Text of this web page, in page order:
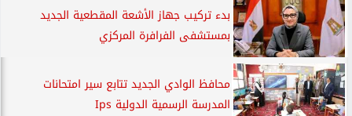
بدء تركيب جهاز الأشعة المقطعية الجديد
بمستشفى الفرافرة المركزي
محافظ الوادي الجديد تتابع سير امتحانات
المدرسة الرسمية الدولية Ips